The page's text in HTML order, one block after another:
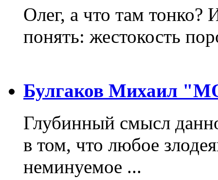
Олег, а что там тонко?
понять: жестокость
Булгаков Михаил
Глубинный смысл
в том, что любое
неминуемое ...